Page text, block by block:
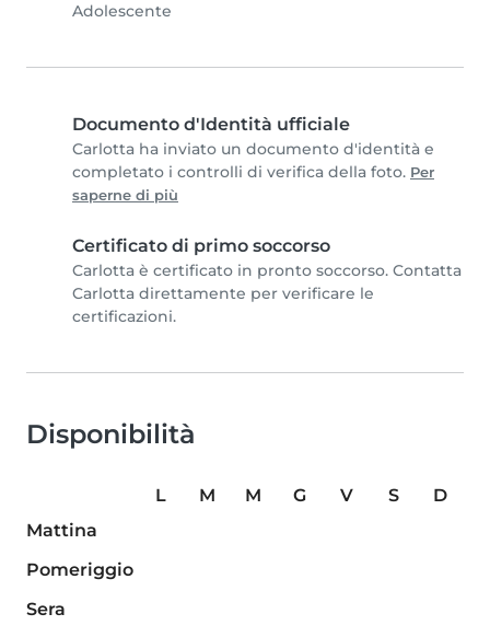
Adolescente
Documento d'Identità ufficiale
Carlotta ha inviato un documento d'identità e
completato i controlli di verifica della foto. Per
saperne di più
Certificato di primo soccorso
Carlotta è certificato in pronto soccorso. Contatta
Carlotta direttamente per verificare le
certificazioni.
Disponibilità
L M M G V S
D
Mattina
Pomeriggio
Sera